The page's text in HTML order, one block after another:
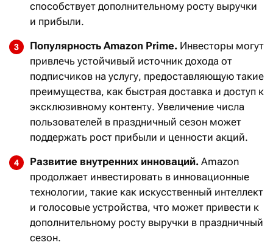
способствует дополнительному росту выручки
и прибыли.
Популярность Amazon Prime. Инвесторы могут
привлечь устойчивый источник дохода от
подписчиков на услугу, предоставляющую такие
преимущества, как быстрая доставка и доступ к
эксклюзивному контенту. Увеличение числа
пользователей в праздничный сезон может
поддержать рост прибыли и ценности акций.
Развитие внутренних инноваций. Amazon
продолжает инвестировать в инновационные
технологии, такие как искусственный интеллект
и голосовые устройства, что может привести к
дополнительному росту выручки в праздничный
сезон.